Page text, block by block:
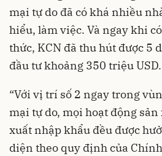
mại tự do đã có khá nhiều
hiểu, làm việc. Và ngay khi
thức, KCN đã thu hút được 5
đầu tư khoảng 350 triệu USD.
“Với vị trí số 2 ngay trong
mại tự do, mọi hoạt động
xuất nhập khẩu đều được
diện theo quy định của